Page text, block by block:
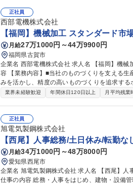
正社員
西部電機株式会社
【福岡】機械加工 スタンダード
月給27万1000円～44万9900円
福岡県古賀市
企業名 西部電機株式会社 求人名 【福岡】機械加工★スタンダード市場上場/年間休日128日/WEB面接可 仕事の内
容 【業務内容】■当社のものづくりを支える
みを活かし、精度の高いものづくりを追求するポジションです。 【業務詳細】■各
や量産部品などの加工がメインです。図面を
スタンダード市場上場/年間休日128日/WEB面接
業界未経験歓迎 年間休日120日以上 月平均残業
正社員
旭電気製鋼株式会社
【西尾】人事総務/土日休み/転勤
月給34万1000円～48万8000円
愛知県西尾市
企業名 旭電気製鋼株式会社 求人名 【西尾】人事総務／土日休み／転勤なし・平均勤続年数が長い老舗安定企業
仕事の内容 総務・人事をはじめ、建物・設備